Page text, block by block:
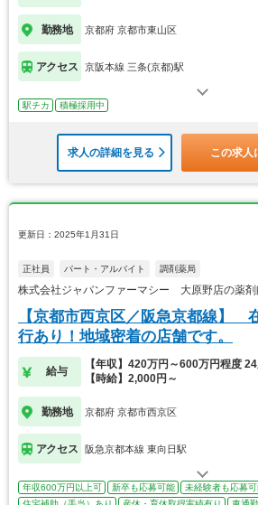
勤務地 京都府 京都市東山区
アクセス 京阪本線 三条(京都)駅
駅チカ 積極採用中
求人の詳細を見る この求人
更新日：2025年1月31日
正社員 パート・アルバイト 調剤薬局
株式会社ジャパンファーマシー 大原野店の薬剤
【京都市西京区／阪急京都線】
行あり！地域密着の店舗です。
給与
【年収】420万円～600万円程度
【時給】2,000円～
勤務地 京都府 京都市西京区
アクセス 阪急京都本線 東向日駅
年収600万円以上可 新卒も応募可能 未経験者も応募